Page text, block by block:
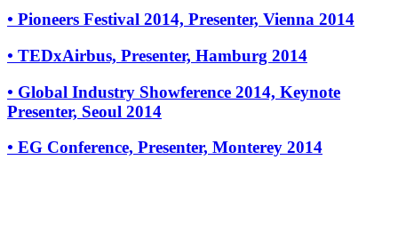
• Pioneers Festival 2014, Presenter, Vienna 2014
• TEDxAirbus, Presenter, Hamburg 2014
• Global Industry Showference 2014, Keynote
Presenter, Seoul 2014
• EG Conference, Presenter, Monterey 2014